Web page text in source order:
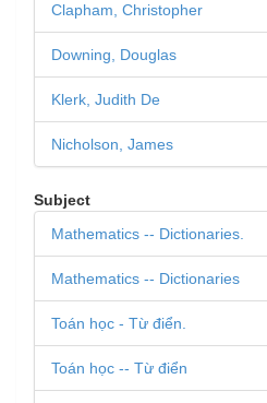
Clapham, Christopher
Downing, Douglas
Klerk, Judith De
Nicholson, James
Subject
Mathematics -- Dictionaries.
Mathematics -- Dictionaries
Toán học - Từ điển.
Toán học -- Từ điển